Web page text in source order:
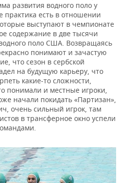
развития водного поло у
практика есть в отношении
выступают в чемпионате
содержание в две тысячи
поло США. Возвращаясь
понимают и зачастую
что сезон в сербской
на будущую карьеру, что
какие-то сложности,
понимали и местные игроки,
начали покидать «Партизан»,
очень сильный игрок, там
в трансферное окно успели